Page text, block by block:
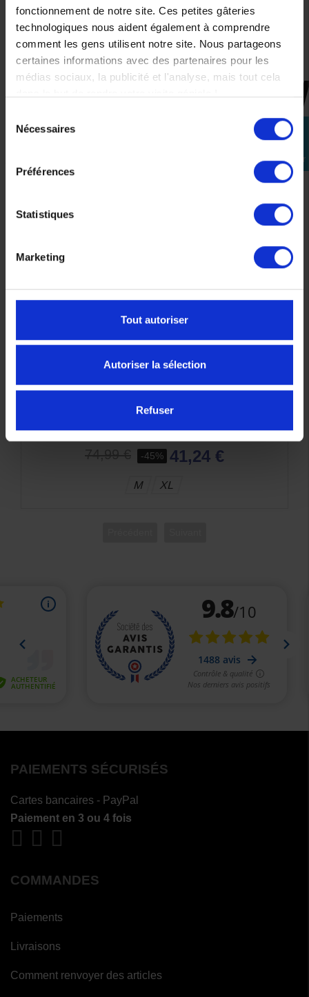
fonctionnement de notre site. Ces petites gâteries
technologiques nous aident également à comprendre
comment les gens utilisent notre site. Nous partageons
certaines informations avec des partenaires pour les
médias sociaux, la publicité et l'analyse, mais tout cela
Nécessaires
Préférences
Statistiques
Marketing
Tout autoriser
Autoriser la sélection
Refuser
perm_identity
connecter
45,00 €
XL
SUSCEPTIBLES DE VOUS
-45%
Gants Ixon RS Rise Air Lady Noir Or
-45% 41,24 €
M XL
PAIEMENTS SÉCURISÉS
Cartes bancaires - PayPal
Paiement en 3 ou 4 fois
COMMANDES
Paiements
Livraisons
Comment renvoyer des articles